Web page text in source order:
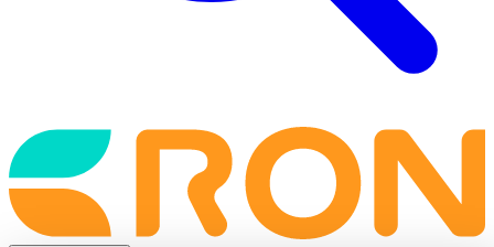
Back
to
frontpage